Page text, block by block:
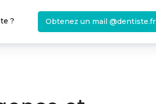
? Obtenez un mail @dentiste.fr